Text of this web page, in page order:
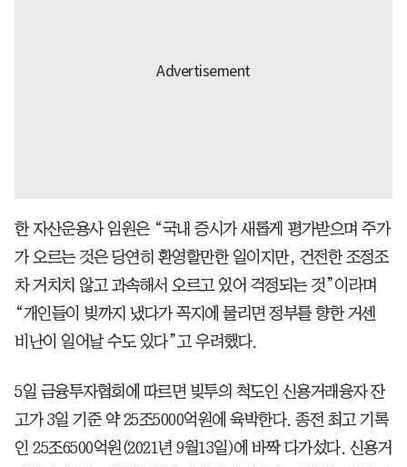
한 자산운용사 임원은 “국내 증시가 새롭게 평가받으며 주가
가 오르는 것은 당연히 환영할만한 일이지만, 건전한 조정조
차 거치치 않고 과속해서 오르고 있어 걱정되는 것”이라며
“개인들이 빚까지 냈다가 꼭지에 물리면 정부를 향한 거센
비난이 일어날 수도 있다”고 우려했다.
5일 금융투자협회에 따르면 빚투의 척도인 신용거래융자 잔
고가 3일 기준 약 25조5000억원에 육박한다. 종전 최고 기록
인 25조6500억원(2021년 9월13일)에 바짝 다가섰다. 신용거